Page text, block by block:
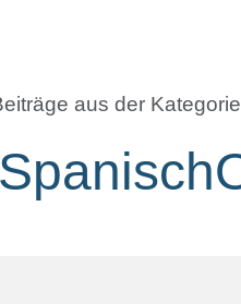
aus der Kategorie